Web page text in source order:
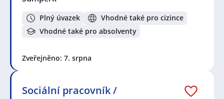
Plný úvazek
Vhodné také pro cizince
Vhodné také pro absolventy
Zveřejněno: 7. srpna
Sociální pracovník /